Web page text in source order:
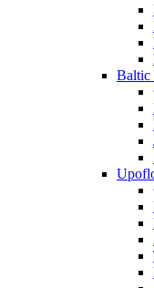
Baltic